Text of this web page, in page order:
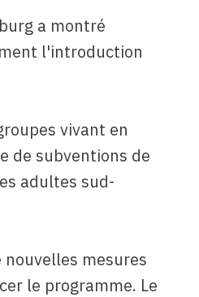
a montré
l'introduction
vivant en
de subventions de
adultes sud-
nouvelles mesures
le programme. Le